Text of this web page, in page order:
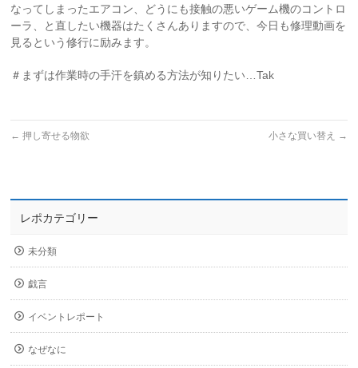
なってしまったエアコン、どうにも接触の悪いゲーム機のコントロ
ーラ、と直したい機器はたくさんありますので、今日も修理動画を
見るという修行に励みます。
＃まずは作業時の手汗を鎮める方法が知りたい…Tak
← 押し寄せる物欲 小さな買い替え →
レポカテゴリー
未分類
戯言
イベントレポート
なぜなに